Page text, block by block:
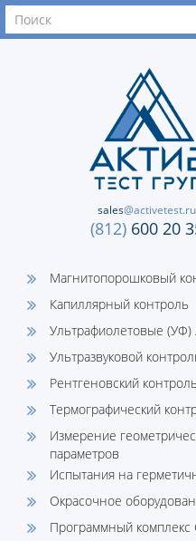
sales@activetest.ru
(812) 600 20
Магнитопорошковый
Капиллярный контроль
Ультрафиолетовые (УФ)
Ультразвуковой
Рентгеновский
Термографический
Измерение
параметров
Испытания на
Окрасочное
Программный комплекс